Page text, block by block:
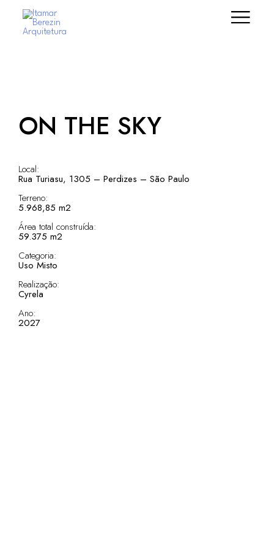
ON THE SKY
Local:
Rua Turiasu, 1305 – Perdizes – São Paulo
Terreno:
5.968,85 m2
Área total construída:
59.375 m2
Categoria:
Uso Misto
Realização:
Cyrela
Ano:
2027